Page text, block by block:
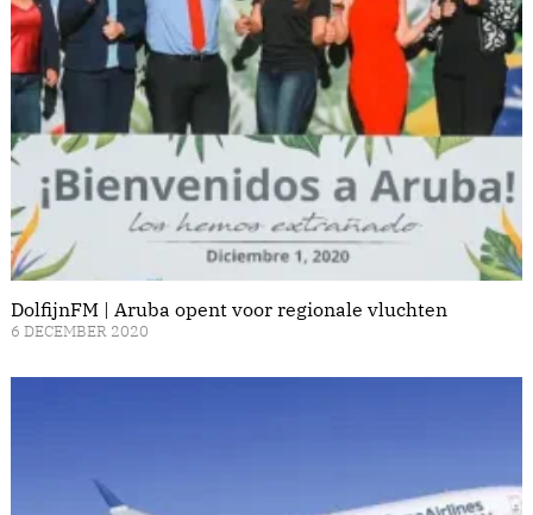
DolfijnFM | Aruba opent voor regionale vluchten
6 DECEMBER 2020